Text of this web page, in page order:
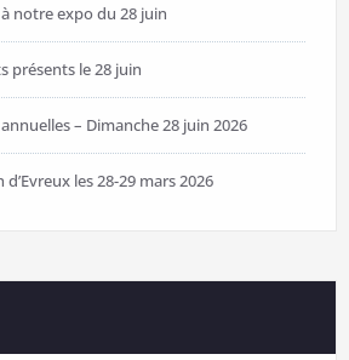
notre expo du 28 juin
présents le 28 juin
– Dimanche 28 juin 2026
les 28-29 mars 2026